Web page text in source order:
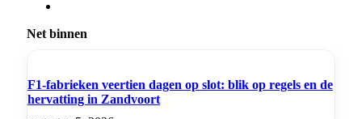
Net binnen
F1-fabrieken veertien dagen op slot: blik op regels en de
hervatting in Zandvoort